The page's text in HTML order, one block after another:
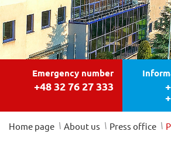
Emergency number
+48 32 76 27 333
Home page /
About us /
Press office /